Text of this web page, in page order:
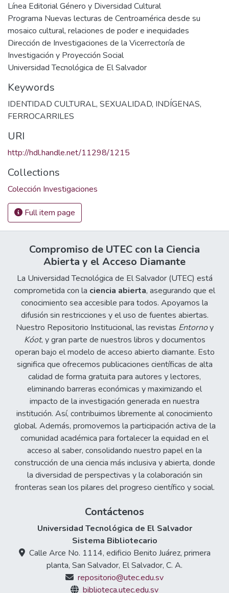
Línea Editorial Género y Diversidad Cultural
Programa Nuevas lecturas de Centroamérica desde su
mosaico cultural, relaciones de poder e inequidades
Dirección de Investigaciones de la Vicerrectoría de
Investigación y Proyección Social
Universidad Tecnológica de El Salvador
Keywords
IDENTIDAD CULTURAL, SEXUALIDAD, INDÍGENAS,
FERROCARRILES
URI
http://hdl.handle.net/11298/1215
Collections
Colección Investigaciones
Full item page
Compromiso de UTEC con la Ciencia
Abierta y el Acceso Diamante
La Universidad Tecnológica de El Salvador (UTEC) está
comprometida con la ciencia abierta, asegurando que el
conocimiento sea accesible para todos. Apoyamos la
difusión sin restricciones y el uso de fuentes abiertas.
Nuestro Repositorio Institucional, las revistas Entornoy
Kóot, y gran parte de nuestros libros y documentos
operan bajo el modelo de acceso abierto diamante. Esto
significa que ofrecemos publicaciones científicas de alta
calidad de forma gratuita para autores y lectores,
eliminando barreras económicas y maximizando el
impacto de la investigación generada en nuestra
institución. Así, contribuimos libremente al conocimiento
global. Además, promovemos la participación activa de la
comunidad académica para fortalecer la equidad en el
acceso al saber, consolidando nuestro papel en la
construcción de una ciencia más inclusiva y abierta, donde
la diversidad de perspectivas y la colaboración sin
fronteras sean los pilares del progreso científico y social.
Contáctenos
Universidad Tecnológica de El Salvador
Sistema Bibliotecario
Calle Arce No. 1114, edificio Benito Juárez, primera
planta, San Salvador, El Salvador, C. A.
repositorio@utec.edu.sv
biblioteca.utec.edu.sv